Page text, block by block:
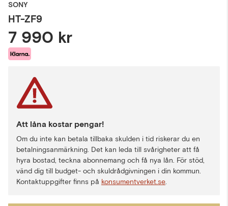
SONY
HT-ZF9
7 990 kr
Att låna kostar pengar!
Om du inte kan betala tillbaka skulden i tid riskerar du en
betalningsanmärkning. Det kan leda till svårigheter att få
hyra bostad, teckna abonnemang och få nya lån. För stöd,
vänd dig till budget- och skuldrådgivningen i din kommun.
Kontaktuppgifter finns på konsumentverket.se